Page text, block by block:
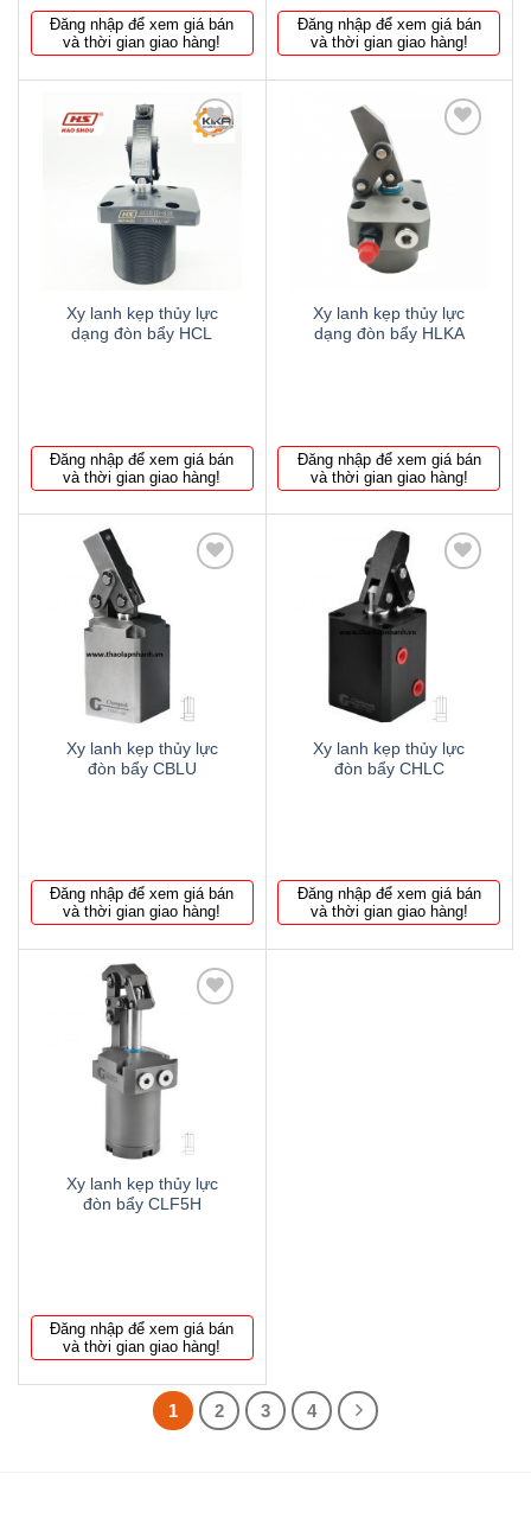
Đăng nhập để xem giá bán
và thời gian giao hàng!
Đăng nhập để xem giá bán
và thời gian giao hàng!
wishlist
Xy lanh kẹp thủy lực
dạng đòn bẩy HCL
Đăng nhập để xem giá bán
và thời gian giao hàng!
Xy lanh kẹp thủy lực
dạng đòn bẩy HLKA
Đăng nhập để xem giá bán
và thời gian giao hàng!
Xy lanh kẹp thủy lực
đòn bẩy CBLU
Đăng nhập để xem giá bán
và thời gian giao hàng!
Xy lanh kẹp thủy lực
đòn bẩy CHLC
Đăng nhập để xem giá bán
và thời gian giao hàng!
Xy lanh kẹp thủy lực
đòn bẩy CLF5H
Đăng nhập để xem giá bán
và thời gian giao hàng!
1 2 3 4